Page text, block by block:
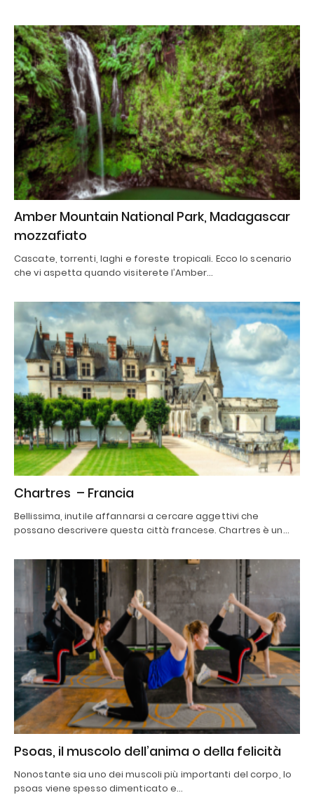
Amber Mountain National Park, Madagascar
mozzafiato
Cascate, torrenti, laghi e foreste tropicali. Ecco lo scenario
che vi aspetta quando visiterete l’Amber…
Chartres – Francia
Bellissima, inutile affannarsi a cercare aggettivi che
possano descrivere questa città francese. Chartres è un…
Psoas, il muscolo dell’anima o della felicità
Nonostante sia uno dei muscoli più importanti del corpo, lo
psoas viene spesso dimenticato e…